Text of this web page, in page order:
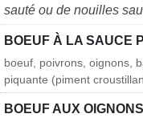
sauté ou de nouilles
BOEUF À LA SAUCE
boeuf, poivrons, oignons,
piquante (piment
BOEUF AUX OIGNONS